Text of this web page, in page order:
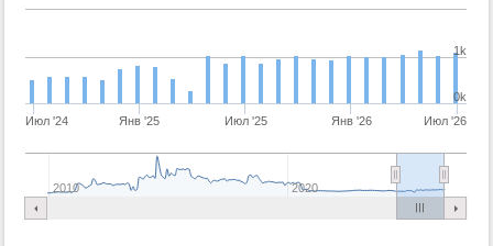
Июл '24 Янв '25 Июл '25 Янв '26 Июл '26
2010 2020
0k
1k